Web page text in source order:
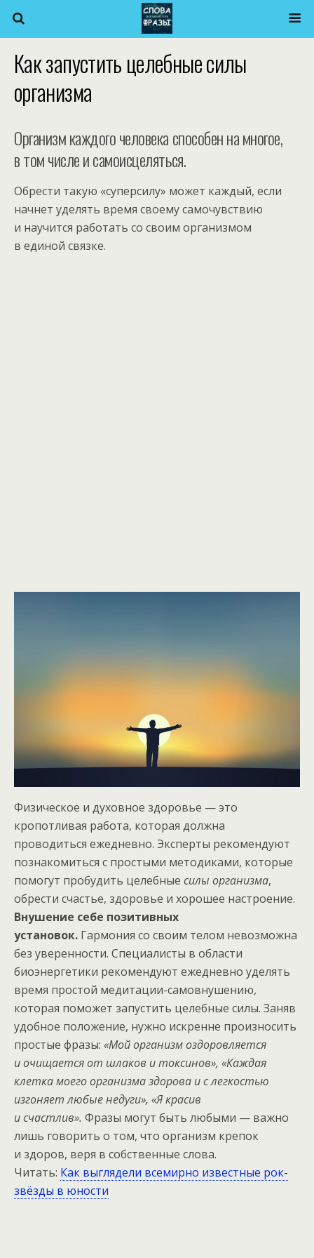
Как запустить целебные силы
организма
Организм каждого человека способен на многое,
в том числе и самоисцеляться.
Обрести такую «суперсилу» может каждый, если
начнет уделять время своему самочувствию
и научится работать со своим организмом
в единой связке.
Физическое и духовное здоровье — это
кропотливая работа, которая должна
проводиться ежедневно. Эксперты рекомендуют
познакомиться с простыми методиками, которые
помогут пробудить целебные силы организма,
обрести счастье, здоровье и хорошее настроение.
Внушение себе позитивных
установок. Гармония со своим телом невозможна
без уверенности. Специалисты в области
биоэнергетики рекомендуют ежедневно уделять
время простой медитации-самовнушению,
которая поможет запустить целебные силы. Заняв
удобное положение, нужно искренне произносить
простые фразы: «Мой организм оздоровляется
и очищается от шлаков и токсинов», «Каждая
клетка моего организма здорова и с легкостью
изгоняет любые недуги», «Я красив
и счастлив». Фразы могут быть любыми — важно
лишь говорить о том, что организм крепок
и здоров, веря в собственные слова.
Читать: Как выглядели всемирно известные рок-
звёзды в юности